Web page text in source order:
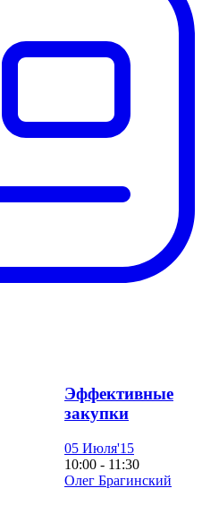
Эффективные
закупки
05 Июля'15
10:00 - 11:30
Олег Брагинский